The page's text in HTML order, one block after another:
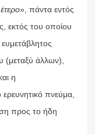
», πάντα εντός
εκτός του οποίου
ευμετάβλητος
(μεταξύ άλλων),
η
πνεύμα,
προς το ήδη